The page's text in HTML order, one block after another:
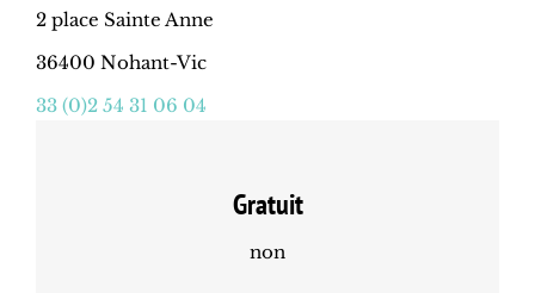
2 place Sainte Anne
36400 Nohant-Vic
33 (0)2 54 31 06 04
Gratuit
non